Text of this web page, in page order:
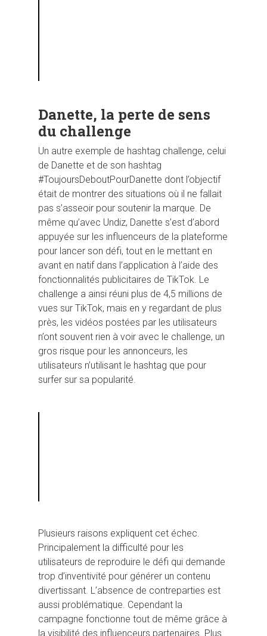
Danette, la perte de sens
du challenge
Un autre exemple de hashtag challenge, celui
de Danette et de son hashtag
#ToujoursDeboutPourDanette dont l’objectif
était de montrer des situations où il ne fallait
pas s’asseoir pour soutenir la marque. De
même qu’avec Undiz, Danette s’est d’abord
appuyée sur les influenceurs de la plateforme
pour lancer son défi, tout en le mettant en
avant en natif dans l’application à l’aide des
fonctionnalités publicitaires de TikTok. Le
challenge a ainsi réuni plus de 4,5 millions de
vues sur TikTok, mais en y regardant de plus
près, les vidéos postées par les utilisateurs
n’ont souvent rien à voir avec le challenge, un
gros risque pour les annonceurs, les
utilisateurs n’utilisant le hashtag que pour
surfer sur sa popularité.
Plusieurs raisons expliquent cet échec.
Principalement la difficulté pour les
utilisateurs de reproduire le défi qui demande
trop d’inventivité pour générer un contenu
divertissant. L’absence de contreparties est
aussi problématique. Cependant la
campagne fonctionne tout de même grâce à
la visibilité des influenceurs partenaires. Plus